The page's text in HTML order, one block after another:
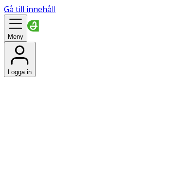
Gå till innehåll
Meny
Logga in